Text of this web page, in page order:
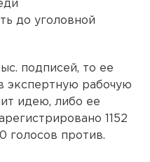
до уголовной
подписей, то ее
экспертную рабочую
идею, либо ее
1152
голосов против.